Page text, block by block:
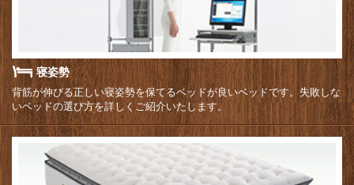
寝姿勢
背筋が伸びる正しい寝姿勢を保てるベッドが良いベッドです。失敗しな
いベッドの選び方を詳しくご紹介いたします。